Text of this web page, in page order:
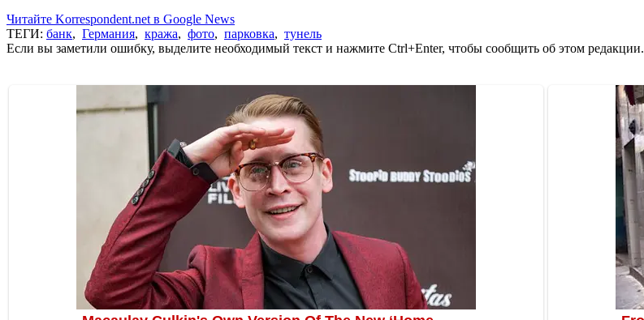
Читайте Korrespondent.net в Google News
ТЕГИ: банк, Германия, кража, фото, парковка, тунель
Если вы заметили ошибку, выделите необходимый текст и нажмите Ctrl+Enter, чтобы сообщить об этом редакции.